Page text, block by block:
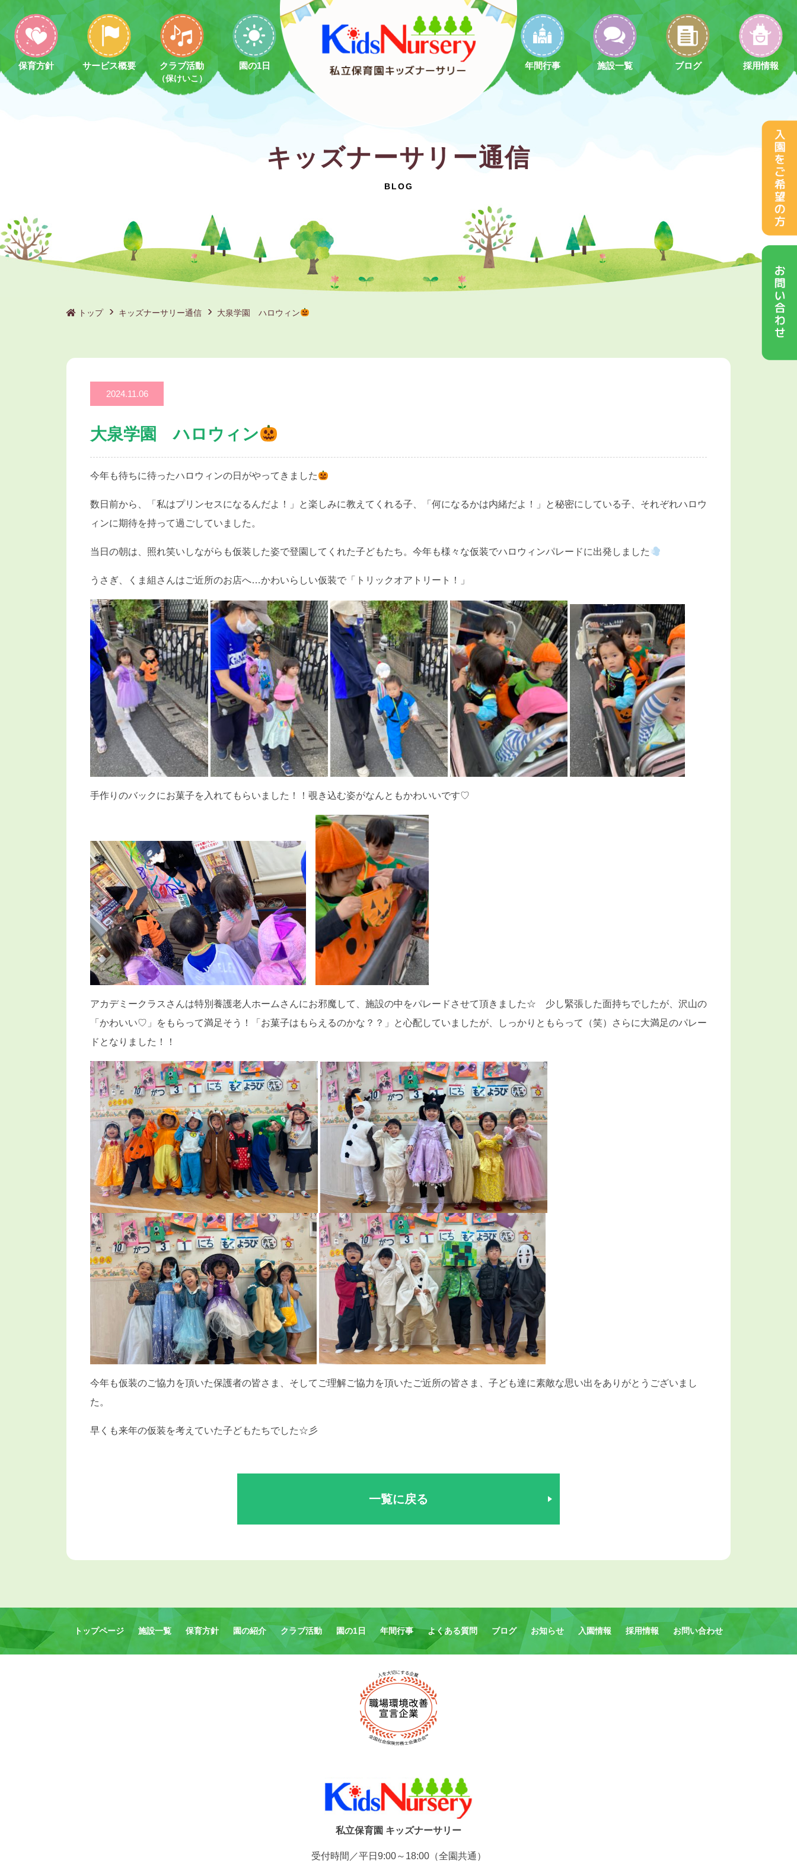
保育方針 サービス概要 クラブ活動
（保けいこ）
園の1日 年間行事 施設一覧 ブログ 採用情報
キッズナーサリー通信
トップ キッズナーサリー通信 大泉学園 ハロウィン
2024.11.06
大泉学園 ハロウィン
今年も待ちに待ったハロウィンの日がやってきました
数日前から、「私はプリンセスになるんだよ！」と楽しみに教えてくれる子、「何になるかは内緒だよ！」と秘密にしている子、それぞれハロウ
ィンに期待を持って過ごしていました。
当日の朝は、照れ笑いしながらも仮装した姿で登園してくれた子どもたち。今年も様々な仮装でハロウィンパレードに出発しました
うさぎ、くま組さんはご近所のお店へ…かわいらしい仮装で「トリックオアトリート！」
手作りのバックにお菓子を入れてもらいました！！覗き込む姿がなんともかわいいです♡
アカデミークラスさんは特別養護老人ホームさんにお邪魔して、施設の中をパレードさせて頂きました☆ 少し緊張した面持ちでしたが、沢山の
「かわいい♡」をもらって満足そう！「お菓子はもらえるのかな？？」と心配していましたが、しっかりともらって（笑）さらに大満足のパレー
ドとなりました！！
今年も仮装のご協力を頂いた保護者の皆さま、そしてご理解ご協力を頂いたご近所の皆さま、子ども達に素敵な思い出をありがとうございまし
た。
早くも来年の仮装を考えていた子どもたちでした☆彡
一覧に戻る
トップページ 施設一覧 保育方針 園の紹介 クラブ活動 園の1日 年間行事 よくある質問 ブログ お知らせ 入園情報 採用情報 お問い合わせ
私立保育園 キッズナーサリー
受付時間／平日9:00～18:00（全園共通）